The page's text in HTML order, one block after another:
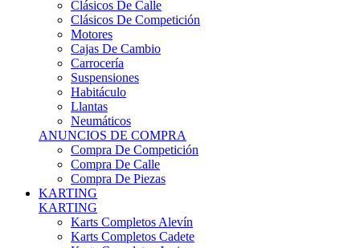
Motores
Cajas De Cambio
Carrocería
Suspensiones
Habitáculo
Llantas
Neumáticos
ANUNCIOS DE COMPRA
Compra De Competición
Compra De Calle
Compra De Piezas
KARTING
KARTING
Karts Completos Alevín
Karts Completos Cadete
Karts Completos Junior
Karts Completos Senior